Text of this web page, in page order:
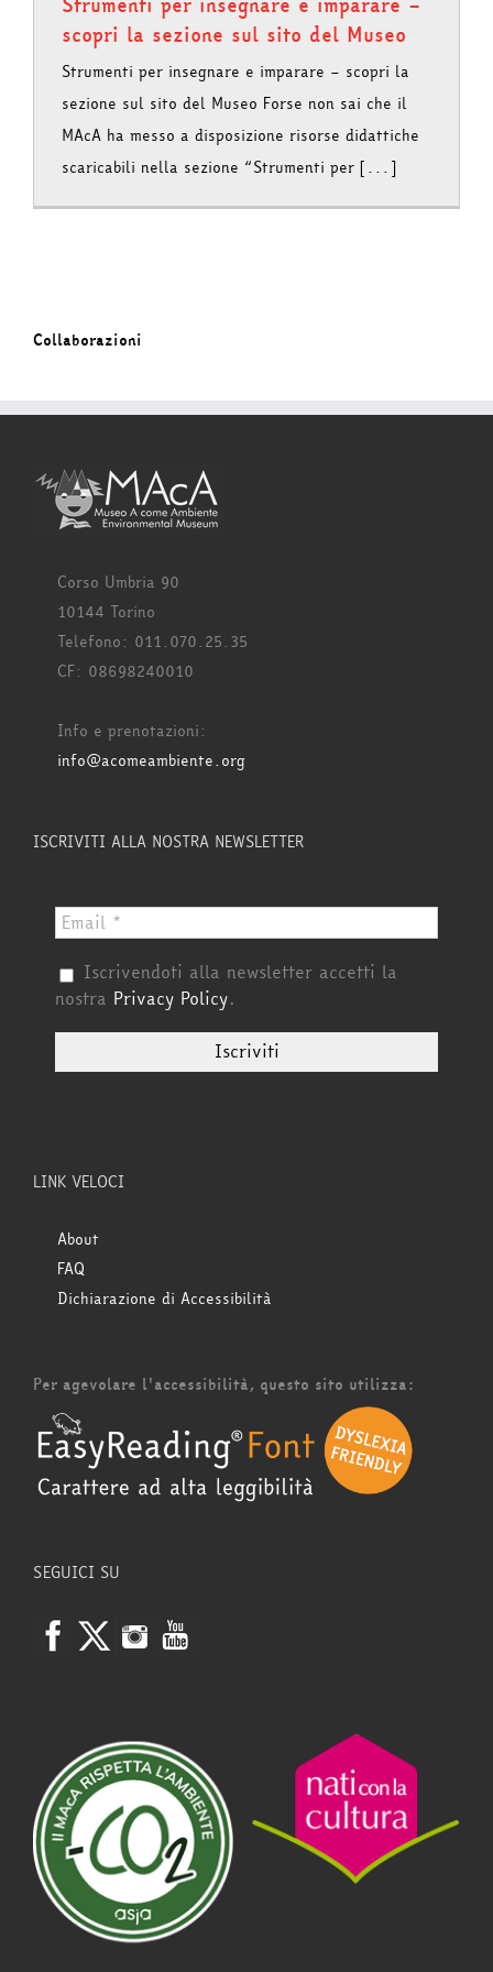
scopri la sezione sul sito del Museo
Strumenti per insegnare e imparare – scopri la
sezione sul sito del Museo Forse non sai che il
MAcA ha messo a disposizione risorse didattiche
scaricabili nella sezione “Strumenti per [...]
Collaborazioni
Corso Umbria 90
10144 Torino
Telefono: 011.070.25.35
CF: 08698240010
Info e prenotazioni:
info@acomeambiente.org
ISCRIVITI ALLA NOSTRA NEWSLETTER
Iscrivendoti alla newsletter accetti la
nostra Privacy Policy.
LINK VELOCI
About
FAQ
Dichiarazione di Accessibilità
Per agevolare l'accessibilità, questo sito utilizza:
SEGUICI SU